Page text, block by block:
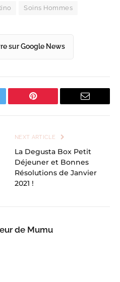
Soins Hommes
sur Google News
Pinterest Email
NEXT ARTICLE
La Degusta Box Petit
Déjeuner et Bonnes
Résolutions de Janvier
2021 !
de Mumu